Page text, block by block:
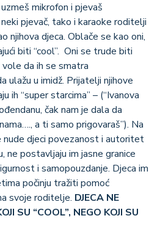
mikrofon i pjevaš
pjevač, tako i karaoke roditelji
njihova djeca. Oblače se kao oni,
biti “cool”. Oni se trude biti
vole da ih se smatra
ulažu u imidž. Prijatelji njihove
ih “super starcima” – (“Ivanova
čak nam je dala da
a ti samo prigovaraš”). Na
djeci povezanost i autoritet
ne postavljaju im jasne granice
i samopouzdanje. Djeca im
počinju tražiti pomoć
svoje roditelje. DJECA NE
SU “COOL”, NEGO KOJI SU